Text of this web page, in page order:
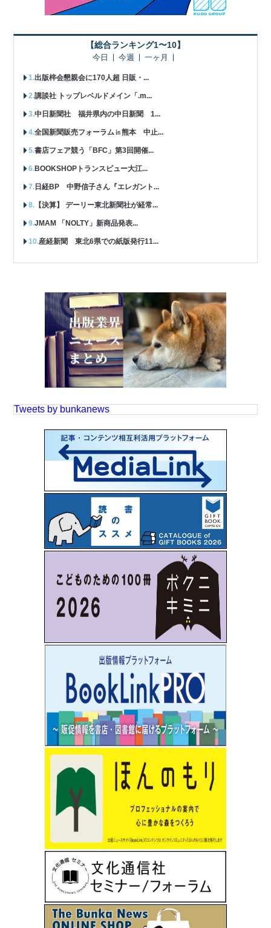
【総合ランキング1〜10】
今日 今週 一ヶ月
出版梓会懇親会に170人超 日販・...
講談社 トップレベルドメイン「.m...
中日新聞社 福井県内の中日新聞 1...
全国新聞販売フォーラム㏌熊本 中止...
書店フェア競う「BFC」第3回開催...
BOOKSHOPトランスビュー大江...
日経BP 中野信子さん『エレガント...
【決算】 デーリー東北新聞社が経常...
JMAM 「NOLTY」新商品発表...
産経新聞 東北6県での紙版発行11...
Tweets by bunkanews